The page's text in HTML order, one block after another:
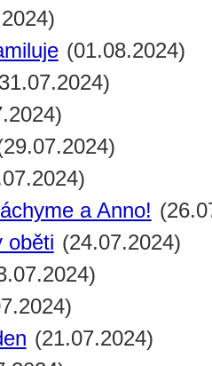
(01.08.2024)
a Anno!
oběti (24.07.2024)
(21.07.2024)